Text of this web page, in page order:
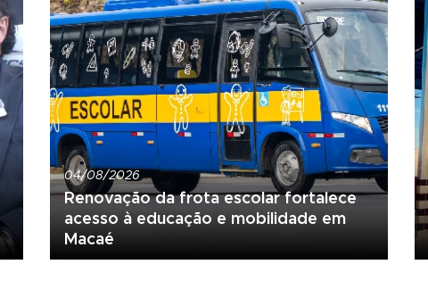
04/08/2026
Renovação da frota escolar fortalece
acesso à educação e mobilidade em
Macaé